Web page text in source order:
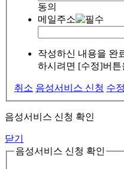
동의
메일주소
작성하신 내용을 완
하시려면 [수정]버튼
취소 음성서비스 신청 수정
음성서비스 신청 확인
닫기
음성서비스 신청 확인